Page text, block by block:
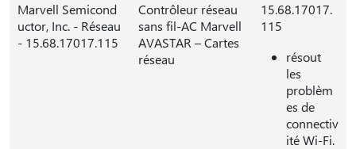
Marvell Semicond
uctor, Inc. - Réseau
- 15.68.17017.115
Contrôleur réseau
sans fil-AC Marvell
AVASTAR – Cartes
réseau
15.68.17017.
115
résout
les
problèm
es de
connectiv
ité Wi-Fi.